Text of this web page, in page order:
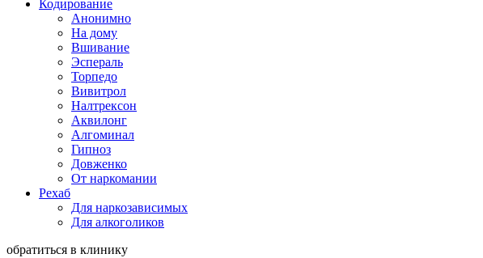
Кодирование
Анонимно
На дому
Вшивание
Эспераль
Торпедо
Вивитрол
Налтрексон
Аквилонг
Алгоминал
Гипноз
Довженко
От наркомании
Рехаб
Для наркозависимых
Для алкоголиков
обратиться в клинику